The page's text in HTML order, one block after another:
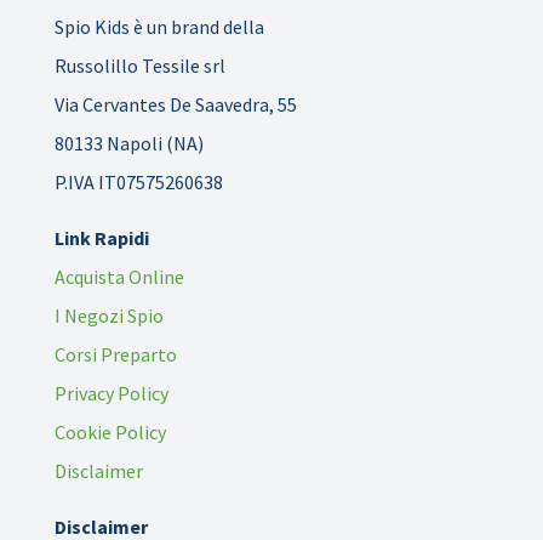
Spio Kids è un brand della
Russolillo Tessile srl
Via Cervantes De Saavedra, 55
80133 Napoli (NA)
P.IVA IT07575260638
Link Rapidi
Acquista Online
I Negozi Spio
Corsi Preparto
Privacy Policy
Cookie Policy
Disclaimer
Disclaimer